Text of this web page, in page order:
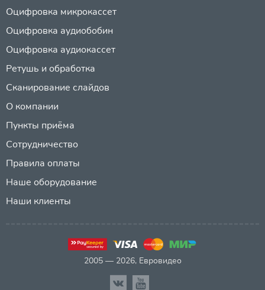
Оцифровка микрокассет
Оцифровка аудиобобин
Оцифровка аудиокассет
Ретушь и обработка
Сканирование слайдов
О компании
Пункты приёма
Сотрудничество
Правила оплаты
Наше оборудование
Наши клиенты
2005 — 2026, Евровидео